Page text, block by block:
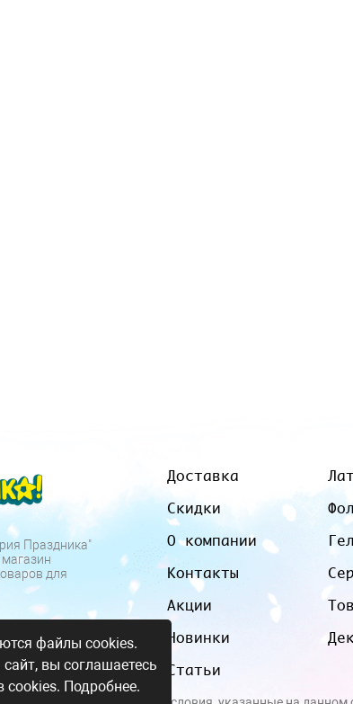
Праздника"
для
Доставка
Скидки
О компании
Контакты
Акции
Новинки
Статьи
файлы cookies.
вы соглашаетесь
cookies. Подробнее.